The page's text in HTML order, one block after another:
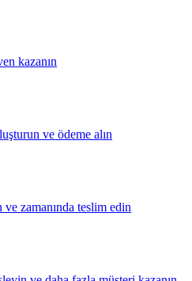
kazanın
ve ödeme alın
zamanında teslim edin